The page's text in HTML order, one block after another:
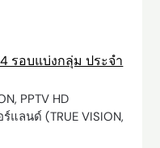
รอบแบ่งกลุ่ม ประจำ
PPTV HD
ลนด์ (TRUE VISION,